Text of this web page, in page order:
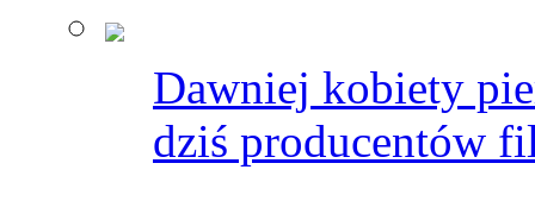
Dawniej kobiety
dziś producentów